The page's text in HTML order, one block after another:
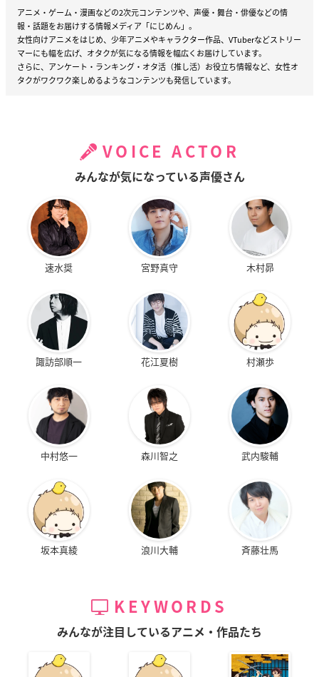
アニメ・ゲーム・漫画などの2次元コンテンツや、声優・舞台・俳優などの情
報・話題をお届けする情報メディア「にじめん」。
女性向けアニメをはじめ、少年アニメやキャラクター作品、VTuberなどストリー
マーにも幅を広げ、オタクが気になる情報を幅広くお届けしています。
さらに、アンケート・ランキング・オタ活（推し活）お役立ち情報など、女性オ
タクがワクワク楽しめるようなコンテンツも発信しています。
VOICE ACTOR
みんなが気になっている声優さん
速水奨 宮野真守 木村昴
諏訪部順一 花江夏樹 村瀬歩
中村悠一 森川智之 武内駿輔
坂本真綾 浪川大輔 斉藤壮馬
KEYWORDS
みんなが注目しているアニメ・作品たち